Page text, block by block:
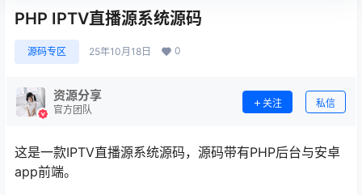
PHP IPTV直播源系统源码
源码专区 25年10月18日 0
资源分享
官方团队
关注 私信
这是一款IPTV直播源系统源码，源码带有PHP后台与安卓
app前端。